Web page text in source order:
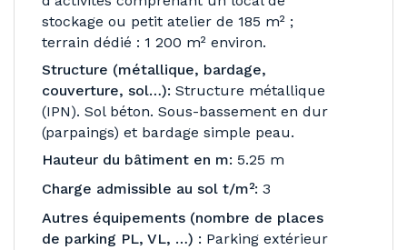
stockage ou petit atelier de 185 m² ;
terrain dédié : 1 200 m² environ.
Structure (métallique, bardage,
couverture, sol…): Structure métallique
(IPN). Sol béton. Sous-bassement en dur
(parpaings) et bardage simple peau.
Hauteur du bâtiment en m: 5.25 m
Charge admissible au sol t/m²: 3
Autres équipements (nombre de places
de parking PL, VL, …) : Parking extérieur